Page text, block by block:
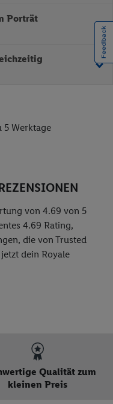
Porträt
- dann gefällt es dir
von 4.69 von 5
4.69 Rating,
die von Trusted
dein Royale
5 Werktage
Qualität zum
Preis